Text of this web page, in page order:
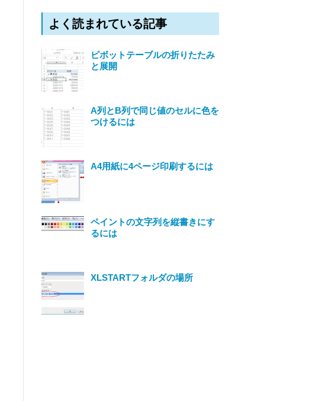
よく読まれている記事
ピボットテーブルの折りたたみ
と展開
A列とB列で同じ値のセルに色を
つけるには
A4用紙に4ページ印刷するには
ペイントの文字列を縦書きにす
るには
XLSTARTフォルダの場所